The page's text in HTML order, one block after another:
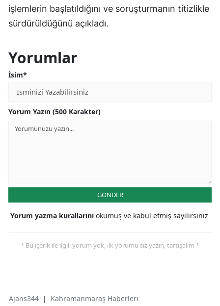
işlemlerin başlatıldığını ve soruşturmanın titizlikle
sürdürüldüğünü açıkladı.
Yorumlar
İsim*
Yorum Yazın (500 Karakter)
GÖNDER
Yorum yazma kurallarını okumuş ve kabul etmiş sayılırsınız
* Bu içerik ile ilgili yorum yok, ilk yorumu siz yazın, tartışalım *
Ajans344 | Kahramanmaraş Haberleri